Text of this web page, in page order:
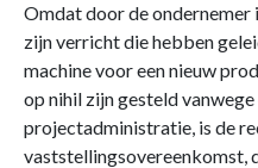
Omdat door de
zijn verricht die hebben
machine voor een nieuw
op nihil zijn gesteld
projectadministratie, is de
vaststellingsovereenkomst,